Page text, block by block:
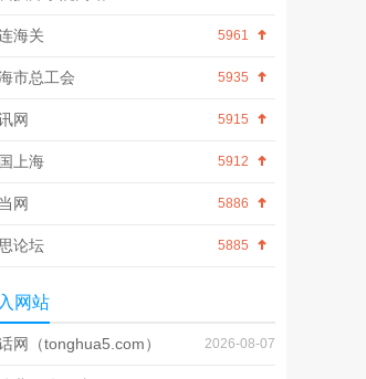
5961
海关
5935
市总工会
5915
网
5912
上海
5886
网
5885
论坛
网站
2026-08-07
网（tonghua5.com）